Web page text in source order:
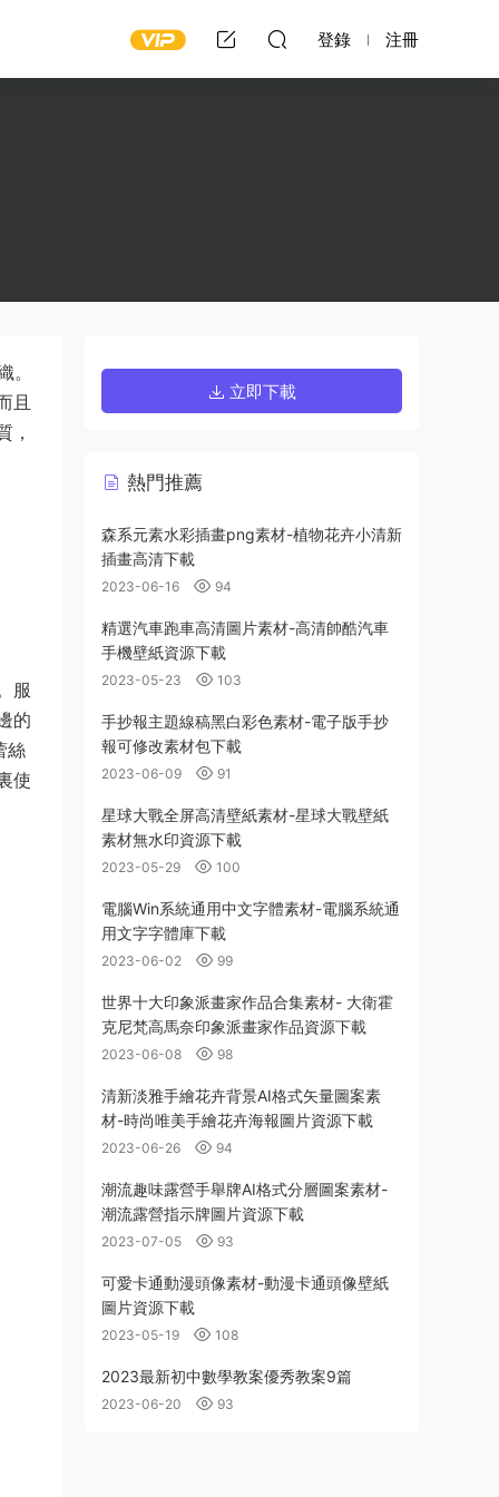
登錄 注冊
且
，
服
的
絲
使
立即下載
熱門推薦
森系元素水彩插畫png素材-植物花卉小清新
插畫高清下載
2023-06-16 94
精選汽車跑車高清圖片素材-高清帥酷汽車
手機壁紙資源下載
2023-05-23 103
手抄報主題線稿黑白彩色素材-電子版手抄
報可修改素材包下載
2023-06-09 91
星球大戰全屏高清壁紙素材-星球大戰壁紙
素材無水印資源下載
2023-05-29 100
電腦Win系統通用中文字體素材-電腦系統通
用文字字體庫下載
2023-06-02 99
世界十大印象派畫家作品合集素材- 大衛霍
克尼梵高馬奈印象派畫家作品資源下載
2023-06-08 98
清新淡雅手繪花卉背景AI格式矢量圖案素
材-時尚唯美手繪花卉海報圖片資源下載
2023-06-26 94
潮流趣味露營手舉牌AI格式分層圖案素材-
潮流露營指示牌圖片資源下載
2023-07-05 93
可愛卡通動漫頭像素材-動漫卡通頭像壁紙
圖片資源下載
2023-05-19 108
2023最新初中數學教案優秀教案9篇
2023-06-20 93